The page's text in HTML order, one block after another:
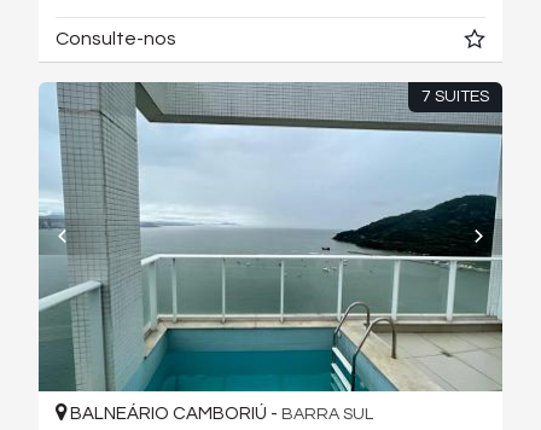
Consulte-nos
7 SUITES
BALNEÁRIO CAMBORIÚ - BARRA SUL